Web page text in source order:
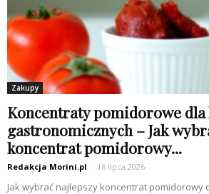
Zakupy
Koncentraty pomidorowe
gastronomicznych – Jak
koncentrat pomidorowy...
Redakcja Morini.pl - 16 lipca 2026
Jak wybrać najlepszy koncentrat pomidorowy